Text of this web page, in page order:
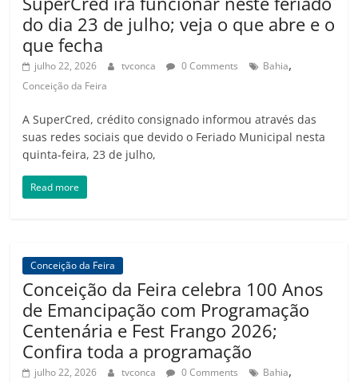
do dia 23 de julho; veja o que abre e o
que fecha
julho 22, 2026 tvconca 0 Comments Bahia,
Conceição da Feira
A SuperCred, crédito consignado informou através das
suas redes sociais que devido o Feriado Municipal nesta
quinta-feira, 23 de julho,
Read more
Conceição da Feira
Conceição da Feira celebra 100 Anos
de Emancipação com Programação
Centenária e Fest Frango 2026;
Confira toda a programação
julho 22, 2026 tvconca 0 Comments Bahia,